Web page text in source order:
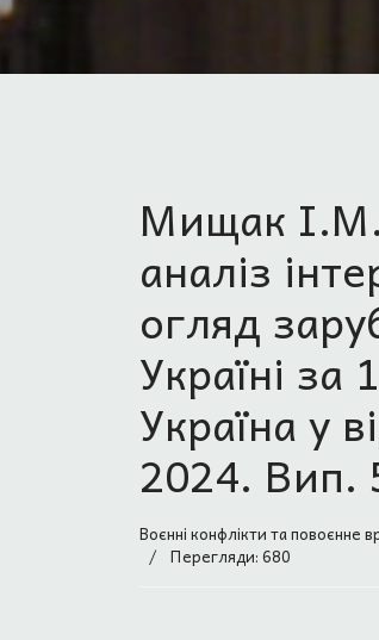
Мищак І.М.
аналіз
огляд
Україні
Україна у
2024. Вип.
Воєнні конфлікти та повоєнне
Перегляди: 680